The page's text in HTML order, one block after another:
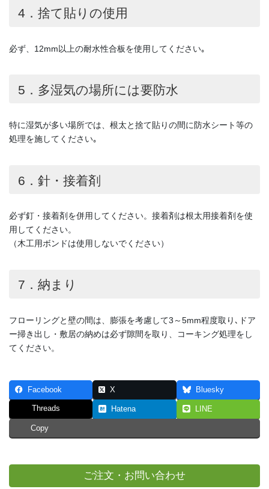
4．捨て貼りの使用
必ず、12mm以上の耐水性合板を使用してください｡
5．多湿気の場所には要防水
特に湿気が多い場所では、根太と捨て貼りの間に防水シート等の
処理を施してください｡
6．針・接着剤
必ず釘・接着剤を併用してください。接着剤は根太用接着剤を使
用してください。
（木工用ボンドは使用しないでください）
7．納まり
フローリングと壁の間は、膨張を考慮して3～5mm程度取り､ドア
ー掃き出し・敷居の納めは必ず隙間を取り、コーキング処理をし
てください。
Facebook X Bluesky
Threads Hatena LINE
Copy
ご注文・お問い合わせ